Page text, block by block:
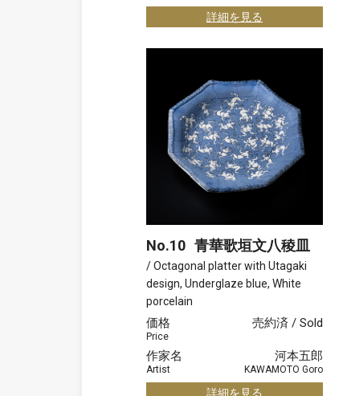
詳細を見る
No.10 青華歌垣文八稜皿
/ Octagonal platter with Utagaki
design, Underglaze blue, White
porcelain
価格
Price
売約済 / Sold
作家名
Artist
河本五郎
KAWAMOTO Goro
詳細を見る